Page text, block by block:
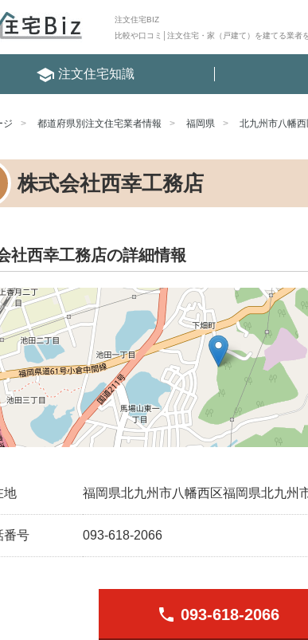
注文住宅BIZ
比較や口コミ│注文住宅・家（戸建て）を建てる業者
school 注文住宅知識
ジ 都道府県別注文住宅業者情報 福岡県 北九州市八幡西
株式会社西幸工務店
社西幸工務店の詳細情報
地 福岡県北九州市八幡西区福岡県北九州
番号 093-618-2066
phone 093-618-2066